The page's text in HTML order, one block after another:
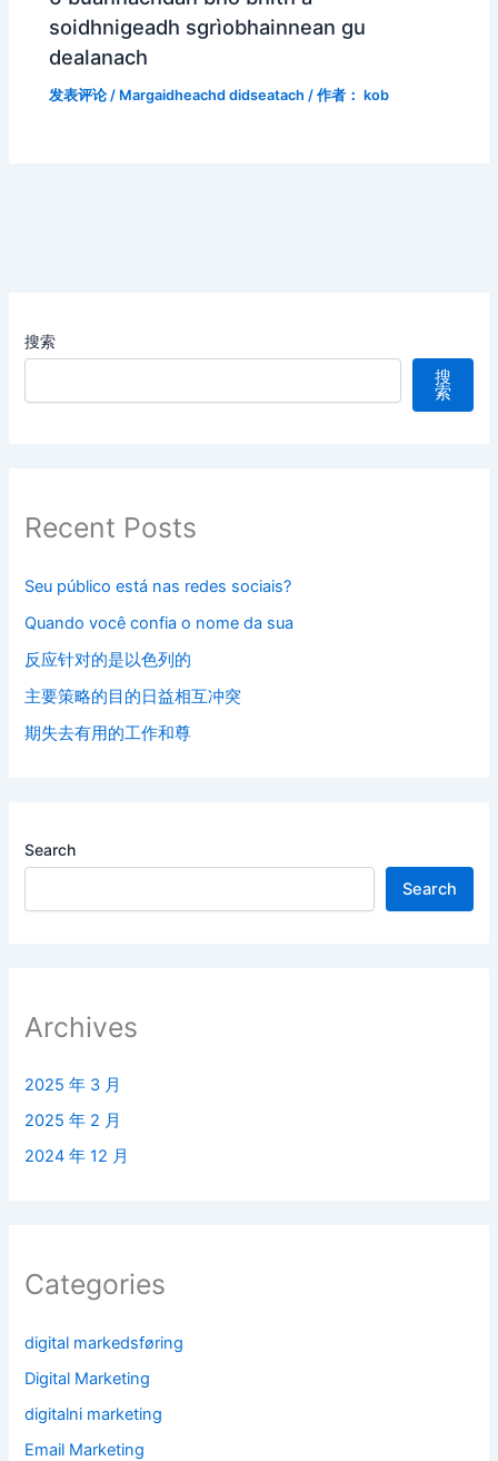
soidhnigeadh sgrìobhainnean gu
dealanach
发表评论 / Margaidheachd didseatach / 作者： kob
搜索
搜
索
Recent Posts
Seu público está nas redes sociais?
Quando você confia o nome da sua
反应针对的是以色列的
主要策略的目的日益相互冲突
期失去有用的工作和尊
Search
Search
Archives
2025 年 3 月
2025 年 2 月
2024 年 12 月
Categories
digital markedsføring
Digital Marketing
digitalni marketing
Email Marketing